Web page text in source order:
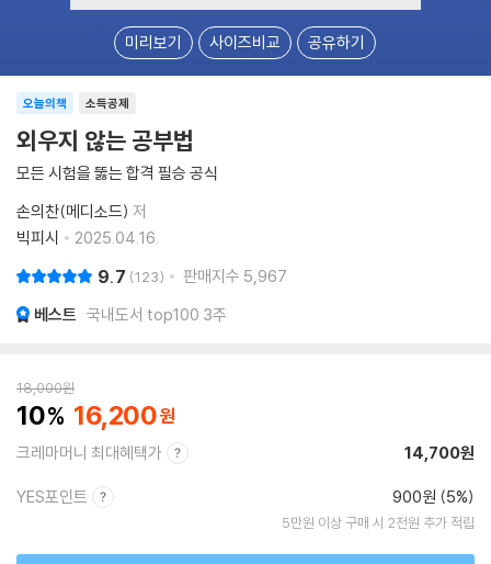
미리보기 사이즈비교 공유하기
소득공제
오늘의책
외우지 않는 공부법
모든 시험을 뚫는 합격 필승 공식
손의찬(메디소드) 저
빅피시
2025.04.16.
9.7 123 판매지수 5,967
베스트 국내도서 top100 3주
18,000원
10 16,200
크레마머니 최대혜택가 14,700원
YES포인트 900원 (5%)
5만원 이상 구매 시 2천원 추가 적립